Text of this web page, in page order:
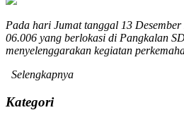
Pada hari Jumat tanggal 13
06.006 yang berlokasi di Pangkalan
menyelenggarakan kegiatan
Selengkapnya
Kategori